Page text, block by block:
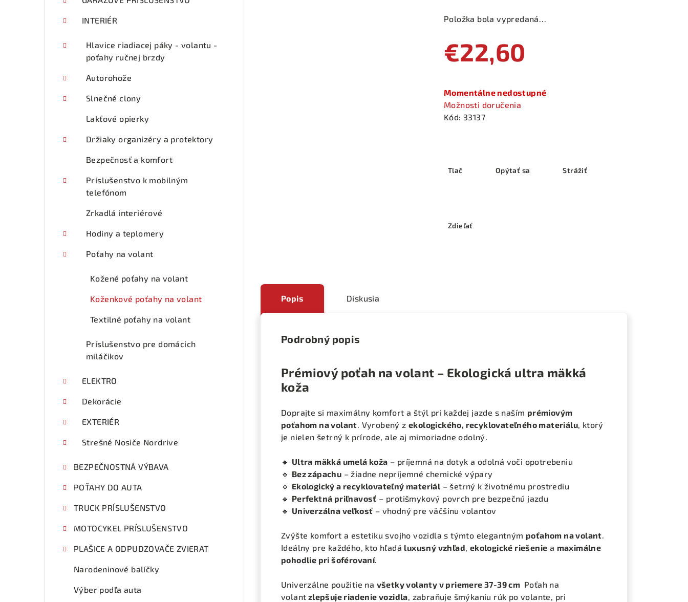
INTERIÉR
Hlavice riadiacej páky - volantu -
poťahy ručnej brzdy
Autorohože
Slnečné clony
Lakťové opierky
Držiaky organizéry a protektory
Bezpečnosť a komfort
Príslušenstvo k mobilným
telefónom
Zrkadlá interiérové
Hodiny a teplomery
Poťahy na volant
Kožené poťahy na volant
Koženkové poťahy na volant
Textilné poťahy na volant
Príslušenstvo pre domácich
miláčikov
ELEKTRO
Dekorácie
EXTERIÉR
Strešné Nosiče Nordrive
BEZPEČNOSTNÁ VÝBAVA
POŤAHY DO AUTA
TRUCK PRÍSLUŠENSTVO
MOTOCYKEL PRÍSLUŠENSTVO
PLAŠICE A ODPUDZOVAČE ZVIERAT
Narodeninové balíčky
Výber podľa auta
Položka bola vypredaná…
€22,60
cena:
Momentálne nedostupné
Možnosti doručenia
Kód: 33137
Tlač Opýtať sa Strážiť
Zdieľať
Popis Diskusia
Podrobný popis
Prémiový poťah na volant – Ekologická ultra mäkká
koža
Doprajte si maximálny komfort a štýl pri každej jazde s naším prémiovým
poťahom na volant. Vyrobený zekologického, recyklovateľného materiálu, ktorý
je nielen šetrný k prírode, ale aj mimoriadne odolný.
🔹 Ultra mäkká umelá koža – príjemná na dotyk a odolná voči opotrebeniu
🔹 Bez zápachu – žiadne nepríjemné chemické výpary
🔹 Ekologický a recyklovateľný materiál – šetrný k životnému prostrediu
🔹 Perfektná priľnavosť – protišmykový povrch pre bezpečnú jazdu
🔹 Univerzálna veľkosť – vhodný pre väčšinu volantov
Zvýšte komfort a estetiku svojho vozidla s týmto elegantným poťahom na volant.
Ideálny pre každého, kto hľadá luxusný vzhľad, ekologické riešenie a maximálne
pohodlie pri šoférovaní.
Univerzálne použitie na všetky volanty v priemere 37-39 cm Poťah na
volant zlepšuje riadenie vozidla, zabraňuje šmýkaniu rúk po volante, pri